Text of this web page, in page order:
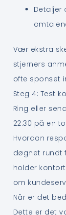
Detaljer
Vær ekstra
stjerners
ofte sponset
Steg 4: Test
Ring eller
22:30 på en
Hvordan
døgnet rundt
holder
om
Når er det
Dette er det